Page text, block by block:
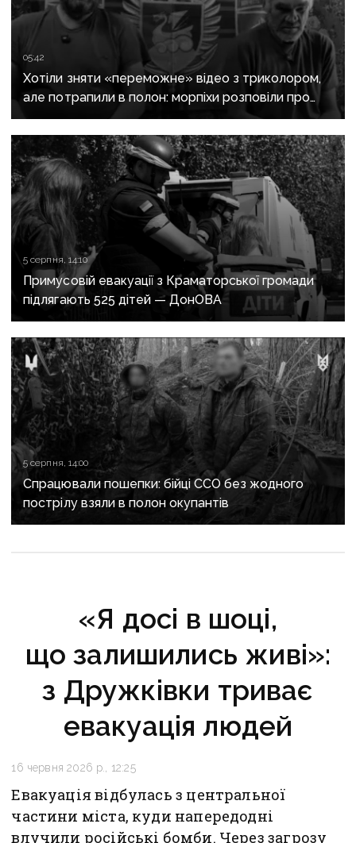
05:42
Хотіли зняти «переможне» відео з триколором,
але потрапили в полон: морпіхи розповіли про
провалену ІПСО росіян на Донеччині
5 серпня, 14:10
Примусовій евакуації з Краматорської громади
підлягають 525 дітей — ДонОВА
5 серпня, 14:00
Спрацювали пошепки: бійці ССО без жодного
пострілу взяли в полон окупантів
«Я досі в шоці,
що залишились живі»:
з Дружківки триває
евакуація людей
16 червня 2026 р., 12:25
Евакуація відбулась з центральної
частини міста, куди напередодні
влучили російські бомби. Через загрозу